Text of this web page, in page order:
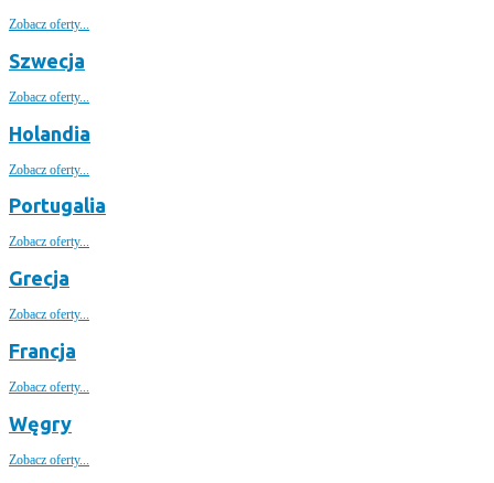
Zobacz oferty...
Szwecja
Zobacz oferty...
Holandia
Zobacz oferty...
Portugalia
Zobacz oferty...
Grecja
Zobacz oferty...
Francja
Zobacz oferty...
Węgry
Zobacz oferty...